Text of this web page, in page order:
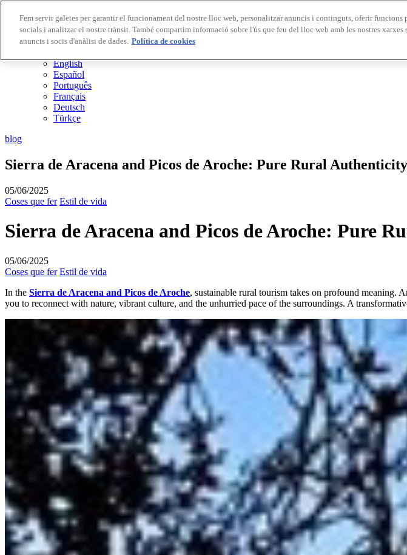
Destinacions Biosphere
Empreses Biosphere
English
Español
Português
Français
Deutsch
Türkçe
blog
Sierra de Aracena and Picos de Aroche: Pure Rural Authenticity
05/06/2025
Coses que fer Estil de vida
Sierra de Aracena and Picos de Aroche: Pure
05/06/2025
Coses que fer Estil de vida
In the Sierra de Aracena and Picos de Aroche, sustainable rural tourism takes on profound meaning.
you to reconnect with nature, vibrant culture, and the unhurried pace of the surroundings. A
Fem servir galetes per garantir el funcionament del nostre lloc web, personalitzar anuncis i continguts, oferir funcions
socials i analitzar el nostre trànsit. També compartim informació sobre l'ús que feu del lloc web amb les nostres xarxes
anuncis i socis d'anàlisi de dades. Política de cookies